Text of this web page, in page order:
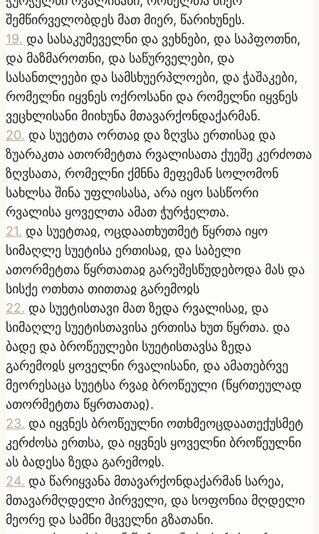
შემწირველობდეს მათ მიერ, წარიხუნეს.
19. და სასაკუმეველნი და ვეხნები, და საპფოთნი,
და მაზმაროთნი, და საწურველები, და
სასანთლეები და სამსხუერპლოები, და ჭაშაკები,
რომელნი იყვნეს ოქროსანი და რომელნი იყვნეს
ვეცხლისანი მიიხუნა მთავარქონდაქარმან.
20. და სუეტთა ორთაჲ და ზღჳსა ერთისაჲ და
ზუარაკთა ათორმეტთა რვალისათა ქუეშე კერძოთა
ზღჳსათა, რომელნი ქმნნა მეფემან სოლომონ
სახლსა შინა უფლისასა, არა იყო სასწორი
რვალისა ყოველთა ამათ ჭურჭელთა.
21. და სუეტთაჲ, ოცდაათხუთმეტ წყრთა იყო
სიმაღლე სუეტისა ერთისაჲ, და საბელი
ათორმეტთა წყრთათაჲ გარეშესწუდებოდა მას და
სისქე ოთხთა თითთაჲ გარემოჲს
22. და სუეტისთავი მათ ზედა რვალისაჲ, და
სიმაღლე სუეტისთავისა ერთისა ხუთ წყრთა. და
ბადე და ბროწეულები სუეტისთავსა ზედა
გარემოჲს ყოველნი რვალისანი, და ამათებრვე
მეორესაცა სუეტსა რვაჲ ბროწეული (წყრთეულად
ათორმეტთა წყრთათაჲ).
23. და იყვნეს ბროწეულნი ოთხმეოცდაათექუსმეტ
კერძოსა ერთსა, და იყვნეს ყოველნი ბროწეულნი
ას ბადესა ზედა გარემოჲს.
24. და წარიყვანა მთავარქონდაქარმან სარეა,
მთავარმღდელი პირველი, და სოფონია მღდელი
მეორე და სამნი მცველნი გზათანი.